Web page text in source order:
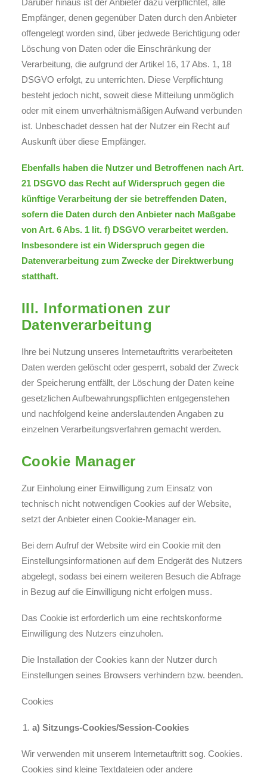
Darüber hinaus ist der Anbieter dazu verpflichtet, alle
Empfänger, denen gegenüber Daten durch den Anbieter
offengelegt worden sind, über jedwede Berichtigung oder
Löschung von Daten oder die Einschränkung der
Verarbeitung, die aufgrund der Artikel 16, 17 Abs. 1, 18
DSGVO erfolgt, zu unterrichten. Diese Verpflichtung
besteht jedoch nicht, soweit diese Mitteilung unmöglich
oder mit einem unverhältnismäßigen Aufwand verbunden
ist. Unbeschadet dessen hat der Nutzer ein Recht auf
Auskunft über diese Empfänger.
Ebenfalls haben die Nutzer und Betroffenen nach Art.
21 DSGVO das Recht auf Widerspruch gegen die
künftige Verarbeitung der sie betreffenden Daten,
sofern die Daten durch den Anbieter nach Maßgabe
von Art. 6 Abs. 1 lit. f) DSGVO verarbeitet werden.
Insbesondere ist ein Widerspruch gegen die
Datenverarbeitung zum Zwecke der Direktwerbung
statthaft.
III. Informationen zur
Datenverarbeitung
Ihre bei Nutzung unseres Internetauftritts verarbeiteten
Daten werden gelöscht oder gesperrt, sobald der Zweck
der Speicherung entfällt, der Löschung der Daten keine
gesetzlichen Aufbewahrungspflichten entgegenstehen
und nachfolgend keine anderslautenden Angaben zu
einzelnen Verarbeitungsverfahren gemacht werden.
Cookie Manager
Zur Einholung einer Einwilligung zum Einsatz von
technisch nicht notwendigen Cookies auf der Website,
setzt der Anbieter einen Cookie-Manager ein.
Bei dem Aufruf der Website wird ein Cookie mit den
Einstellungsinformationen auf dem Endgerät des Nutzers
abgelegt, sodass bei einem weiteren Besuch die Abfrage
in Bezug auf die Einwilligung nicht erfolgen muss.
Das Cookie ist erforderlich um eine rechtskonforme
Einwilligung des Nutzers einzuholen.
Die Installation der Cookies kann der Nutzer durch
Einstellungen seines Browsers verhindern bzw. beenden.
Cookies
a) Sitzungs-Cookies/Session-Cookies
Wir verwenden mit unserem Internetauftritt sog. Cookies.
Cookies sind kleine Textdateien oder andere